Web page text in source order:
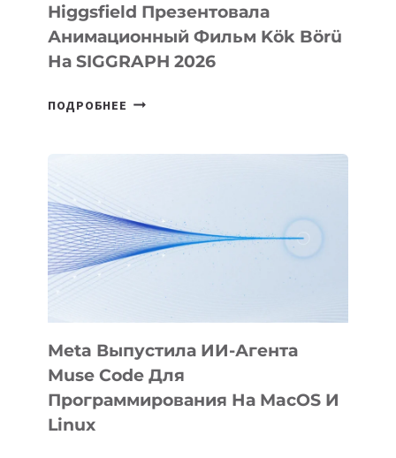
Higgsfield Презентовала
Анимационный Фильм Kök Börü
На SIGGRAPH 2026
ПОДРОБНЕЕ HIGGSFIELD
НА
SIGGRAPH
Meta Выпустила ИИ-Агента
Muse Code Для
Программирования На MacOS И
Linux